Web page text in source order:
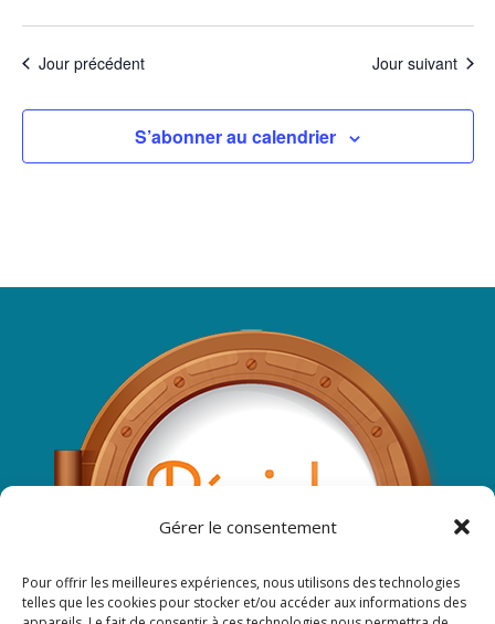
Gérer le consentement
Pour offrir les meilleures expériences, nous utilisons des technologies
telles que les cookies pour stocker et/ou accéder aux informations des
Jour précédent Jour suivant
S’abonner au calendrier